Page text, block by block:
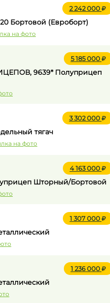
2 242 000
Бортовой (Евроборт)
на фото
5 185 000
9639* Полуприцеп
3 302 000
тягач
на фото
4 163 000
Шторный/Бортовой
1 307 000
1 236 000